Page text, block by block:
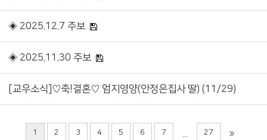
◈ 2025.12.7 주보
◈ 2025.11.30 주보
[교우소식]♡축!결혼♡ 엄지영양(안정은집사 딸) (11/29)
1 2 3 4 5 6 7 27